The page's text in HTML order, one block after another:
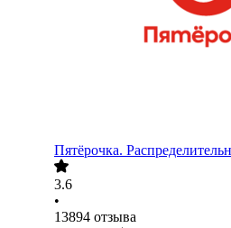
Пятёрочка.
3.6
•
13894 отзыва